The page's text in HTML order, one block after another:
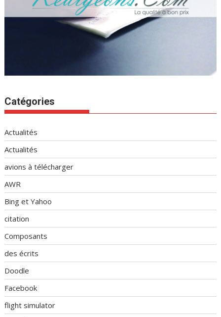
Catégories
Actualités
Actualités
avions à télécharger
AWR
Bing et Yahoo
citation
Composants
des écrits
Doodle
Facebook
flight simulator